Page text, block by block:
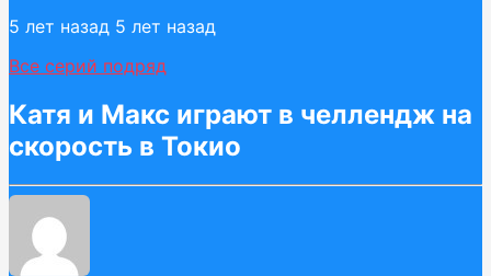
5 лет назад 5 лет назад
Все серий подряд
Катя и Макс играют в челлендж на
скорость в Токио